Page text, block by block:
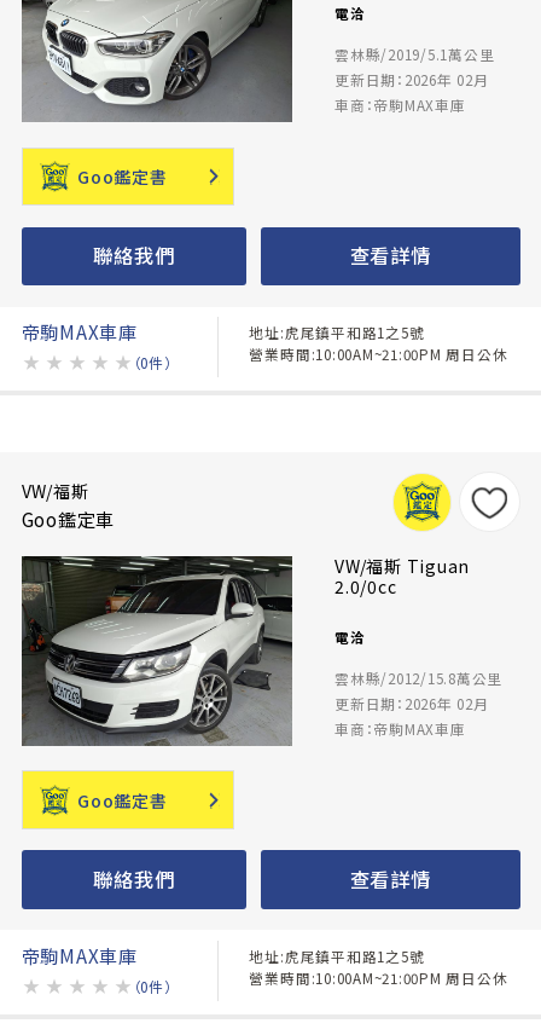
電洽
雲林縣/2019/5.1萬公里
更新日期：2026年 02月
車商：帝駒MAX車庫
Goo鑑定書
聯絡我們 查看詳情
帝駒MAX車庫
★ ★ ★ ★ ★ （0件）
地址:虎尾鎮平和路1之5號
營業時間:10:00AM~21:00PM 周日公休
VW/福斯
Goo鑑定車
VW/福斯 Tiguan
2.0/0cc
電洽
雲林縣/2012/15.8萬公里
更新日期：2026年 02月
車商：帝駒MAX車庫
Goo鑑定書
聯絡我們 查看詳情
帝駒MAX車庫
★ ★ ★ ★ ★ （0件）
地址:虎尾鎮平和路1之5號
營業時間:10:00AM~21:00PM 周日公休